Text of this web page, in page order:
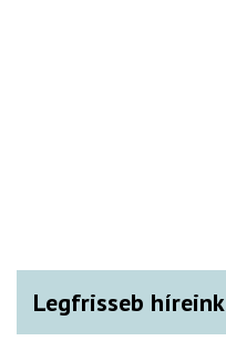
Legfrisseb híreink